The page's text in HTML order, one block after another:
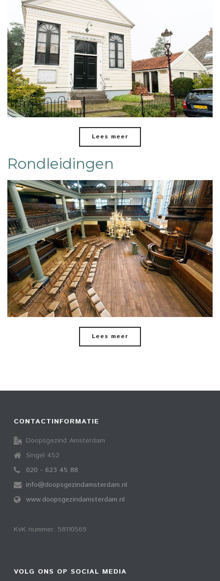
Lees meer
Rondleidingen
Lees meer
CONTACTINFORMATIE
Doopsgezind Amsterdam
Singel 452
020 - 623 45 88
info@doopsgezindamsterdam.nl
www.doopsgezindamsterdam.nl
KvK nummer: 58110569
VOLG ONS OP SOCIAL MEDIA